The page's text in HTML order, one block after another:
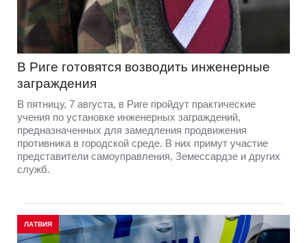
В Риге готовятся возводить инженерные
заграждения
В пятницу, 7 августа, в Риге пройдут практические
учения по установке инженерных заграждений,
предназначенных для замедления продвижения
противника в городской среде. В них примут участие
представители самоуправления, Земессардзе и других
служб.
ЛАТВИЯ